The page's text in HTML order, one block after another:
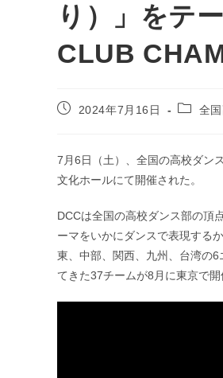
り）」をテ
CLUB
投
開
日:
2024年7月16日
投
テ
ゴ
リ
全
7月6日（土）、全国の高校ダン
文化ホールにて開催された。
DCCは全国の高校ダンス部の頂
ーマをいかにダンスで表現する
東、中部、関西、九州、台湾の
てきた37チームが8月に東京で